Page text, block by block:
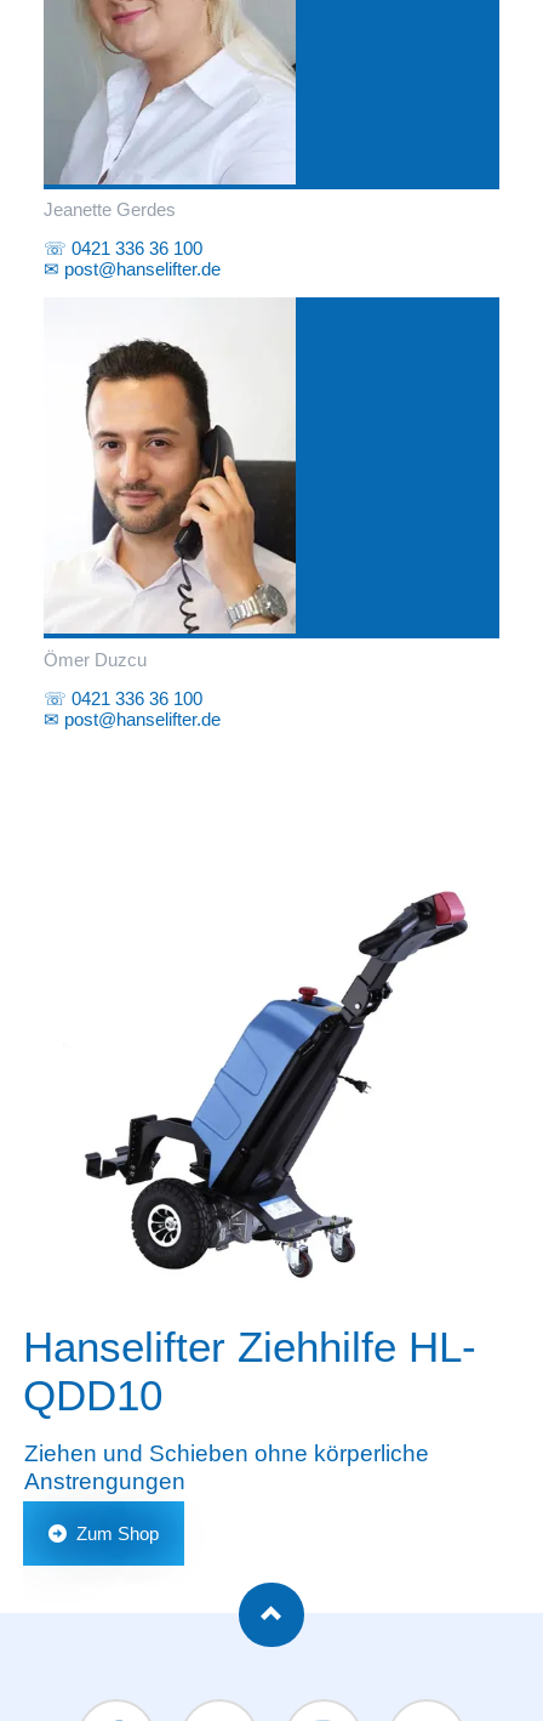
Jeanette Gerdes
☏ 0421 336 36 100
✉ post@hanselifter.de
Ömer Duzcu
☏ 0421 336 36 100
✉ post@hanselifter.de
Hanselifter Ziehhilfe HL-
QDD10
Ziehen und Schieben ohne körperliche
Anstrengungen
Zum Shop